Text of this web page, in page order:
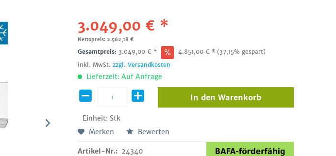
3.049,00 € *
Nettopreis: 2.562,18 €
Gesamtpreis: 3.049,00 € * 4.851,00€ * (37,15% gespart)
inkl. MwSt.zzgl. Versandkosten
Lieferzeit: Auf Anfrage
Einheit: Stk
In den Warenkorb
Merken Bewerten
Artikel-Nr.: 24340